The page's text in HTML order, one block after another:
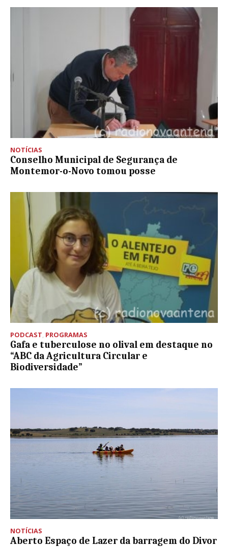
NOTÍCIAS
Conselho Municipal de Segurança de
Montemor-o-Novo tomou posse
PODCAST, PROGRAMAS
Gafa e tuberculose no olival em destaque no
“ABC da Agricultura Circular e
Biodiversidade”
NOTÍCIAS
Aberto Espaço de Lazer da barragem do Divor